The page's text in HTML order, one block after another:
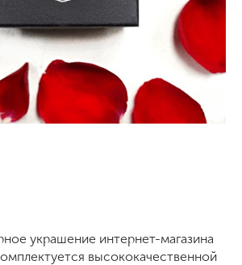
украшение интернет-магазина
высококачественной